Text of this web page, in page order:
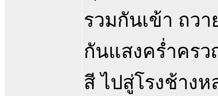
รวมกันเข้า ถวา
กันแสงคร่ำคร
สี ไปสู่โรงช้าง